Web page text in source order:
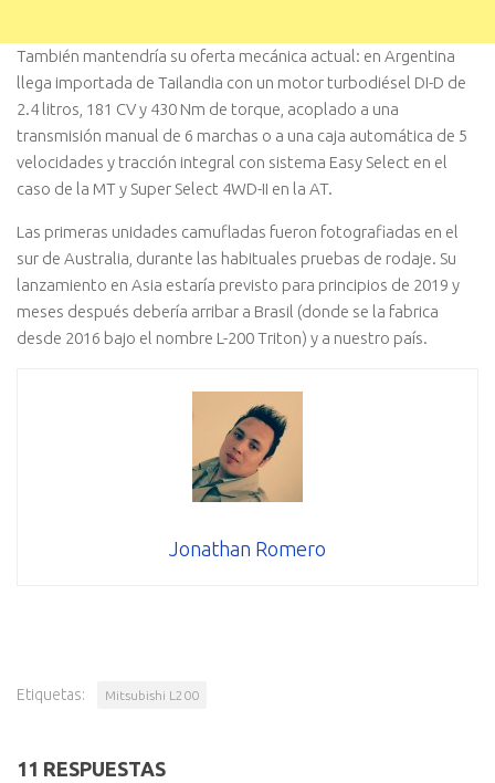
También mantendría su oferta mecánica actual: en Argentina
llega importada de Tailandia con un motor turbodiésel DI-D de
2.4 litros, 181 CV y 430 Nm de torque, acoplado a una
transmisión manual de 6 marchas o a una caja automática de 5
velocidades y tracción integral con sistema Easy Select en el
caso de la MT y Super Select 4WD-II en la AT.
Las primeras unidades camufladas fueron fotografiadas en el
sur de Australia, durante las habituales pruebas de rodaje. Su
lanzamiento en Asia estaría previsto para principios de 2019 y
meses después debería arribar a Brasil (donde se la fabrica
desde 2016 bajo el nombre L-200 Triton) y a nuestro país.
Jonathan Romero
Etiquetas: Mitsubishi L200
11 RESPUESTAS